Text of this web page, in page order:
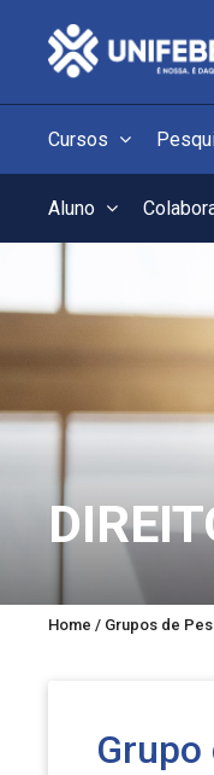
Cursos
Aluno
Home / Grupos de